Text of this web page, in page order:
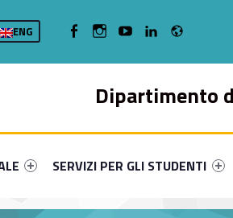
Dipartimento
46menu-primary-35682-49
Link identifier #link-menu-
SERVIZI PER GLI STUDENTI
ENG WebMan on FacebookWebMan on Instagram
WebMan on YoutubeWebMan on Linkedin